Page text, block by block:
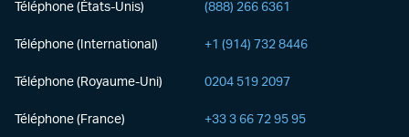
Téléphone (États-Unis) (888) 266 6361
Téléphone (International) +1 (914) 732 8446
Téléphone (Royaume-Uni) 0204 519 2097
Téléphone (France) +33 3 66 72 95 95